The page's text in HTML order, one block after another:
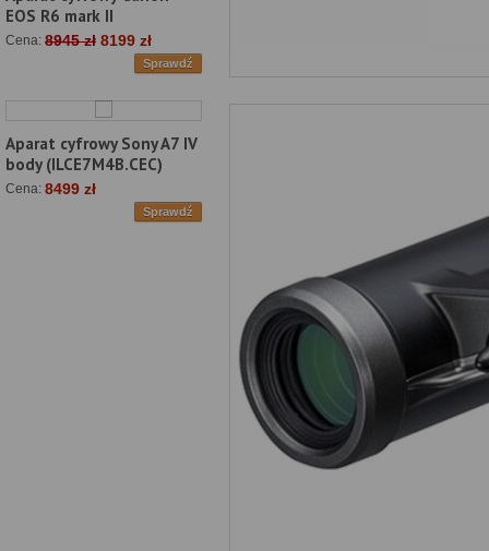
EOS R6 mark II
Cena: 8945 zł 8199 zł
Sprawdź
Aparat cyfrowy Sony A7 IV
body (ILCE7M4B.CEC)
Cena: 8499 zł
Sprawdź